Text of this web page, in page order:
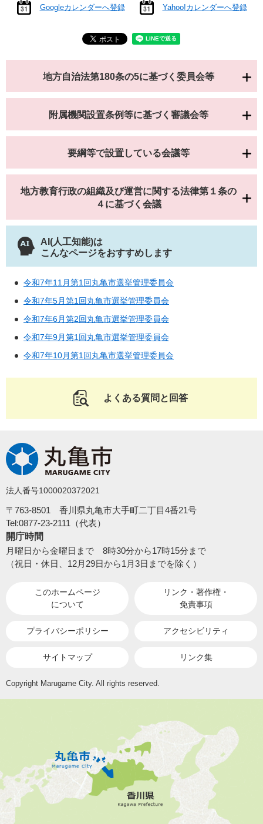
Googleカレンダーへ登録 Yahoo!カレンダーへ登録
地方自治法第180条の5に基づく委員会等
附属機関設置条例等に基づく審議会等
要綱等で設置している会議等
地方教育行政の組織及び運営に関する法律第１条の
４に基づく会議
AI(人工知能)は
こんなページをおすすめします
令和7年11月第1回丸亀市選挙管理委員会
令和7年5月第1回丸亀市選挙管理委員会
令和7年6月第2回丸亀市選挙管理委員会
令和7年9月第1回丸亀市選挙管理委員会
令和7年10月第1回丸亀市選挙管理委員会
よくある質問と回答
法人番号1000020372021
〒763-8501 香川県丸亀市大手町二丁目4番21号
Tel:0877-23-2111（代表）
開庁時間
月曜日から金曜日まで 8時30分から17時15分まで
（祝日・休日、12月29日から1月3日までを除く）
このホームページ
について
リンク・著作権・
免責事項
プライバシーポリシー アクセシビリティ
サイトマップ リンク集
Copyright Marugame City. All rights reserved.